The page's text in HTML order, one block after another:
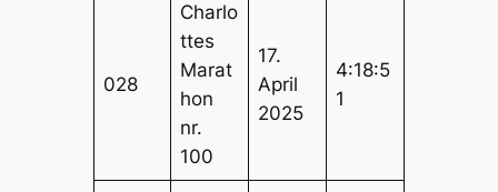
028
Charlo
ttes
Marat
hon
nr.
100
17.
April
2025
4:18:5
1